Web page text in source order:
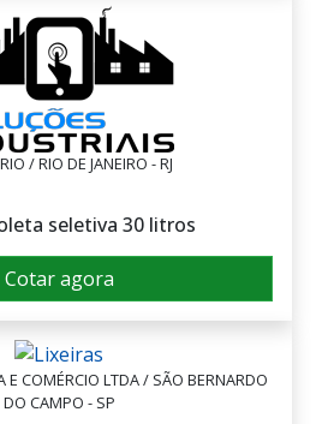
/ RIO DE JANEIRO - RJ
seletiva 30 litros
Cotar agora
E COMÉRCIO LTDA / SÃO BERNARDO
DO CAMPO - SP